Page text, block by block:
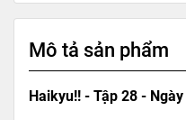
Mô tả sản phẩm
Haikyu!! - Tập 28 -